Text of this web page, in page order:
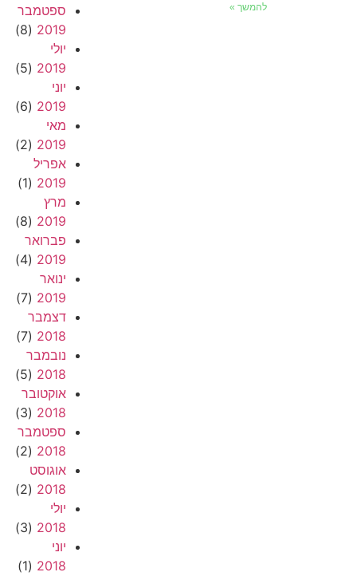
להמשך »
ספטמבר
2019
(8)
יולי
2019
(5)
יוני
2019
(6)
מאי
2019
(2)
אפריל
2019
(1)
מרץ
2019
(8)
פברואר
2019
(4)
ינואר
2019
(7)
דצמבר
2018
(7)
נובמבר
2018
(5)
אוקטובר
2018
(3)
ספטמבר
2018
(2)
אוגוסט
2018
(2)
יולי
2018
(3)
יוני
2018
(1)